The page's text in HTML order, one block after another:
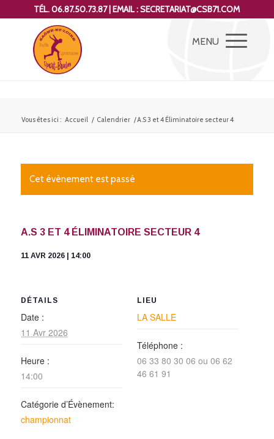
TÉL. 06.87.50.73.87 | EMAIL : SECRETARIAT@CSB71.COM
Vous êtes ici : Accueil / Calendrier /A.S 3 et 4 Éliminatoire secteur 4
Cet évènement est passé
A.S 3 ET 4 ÉLIMINATOIRE SECTEUR 4
11 AVR 2026 | 14:00
DÉTAILS
Date :
11 Avr 2026
Heure :
14:00
Catégorie d’Évènement:
championnat
LIEU
LA SALLE
Téléphone :
06 33 80 30 06 ou 06 62
46 61 91